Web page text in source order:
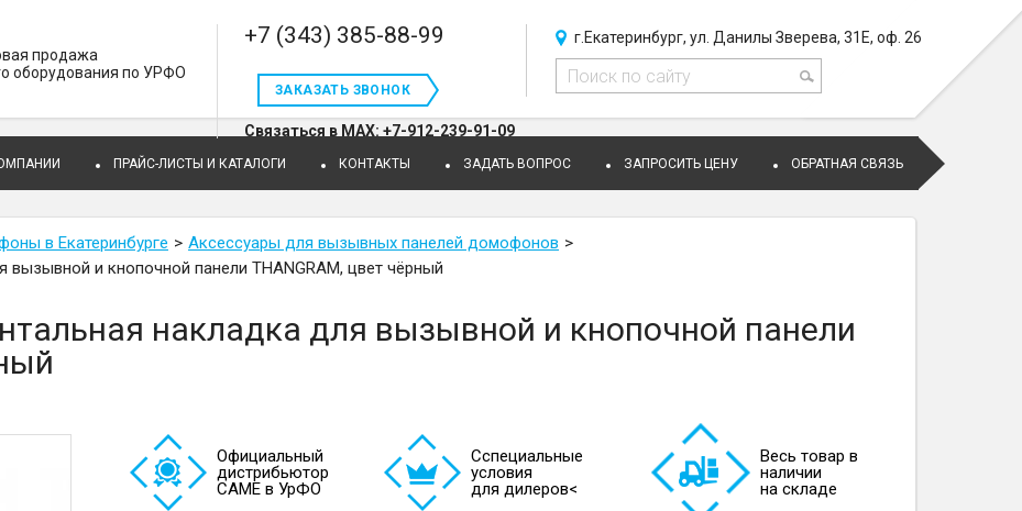
продажа
оборудования по УРФО
+7 (343) 385-88-99
ЗАКАЗАТЬ ЗВОНОК
Связаться в MAX: +7-912-239-91-09
г.Екатеринбург, ул. Данилы Зверева, 31Е, оф. 26
ПРАЙС-ЛИСТЫ И КАТАЛОГИ КОНТАКТЫ ЗАДАТЬ ВОПРОС ЗАПРОСИТЬ ЦЕНУ ОБРАТНАЯ СВЯЗЬ
в Екатеринбурге
Аксессуары для вызывных панелей домофонов
вызывной и кнопочной панели THANGRAM, цвет чёрный
накладка для вызывной и кнопочной панели
Официальный
дистрибьютор
САМЕ в УрФО
Cспециальные
условия
для дилеров<
Весь товар в
наличии
на складе